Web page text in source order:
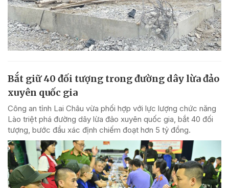
Bắt giữ 40 đối tượng trong đường dây lừa đảo
xuyên quốc gia
Công an tỉnh Lai Châu vừa phối hợp với lực lượng chức năng
Lào triệt phá đường dây lừa đảo xuyên quốc gia, bắt 40 đối
tượng, bước đầu xác định chiếm đoạt hơn 5 tỷ đồng.